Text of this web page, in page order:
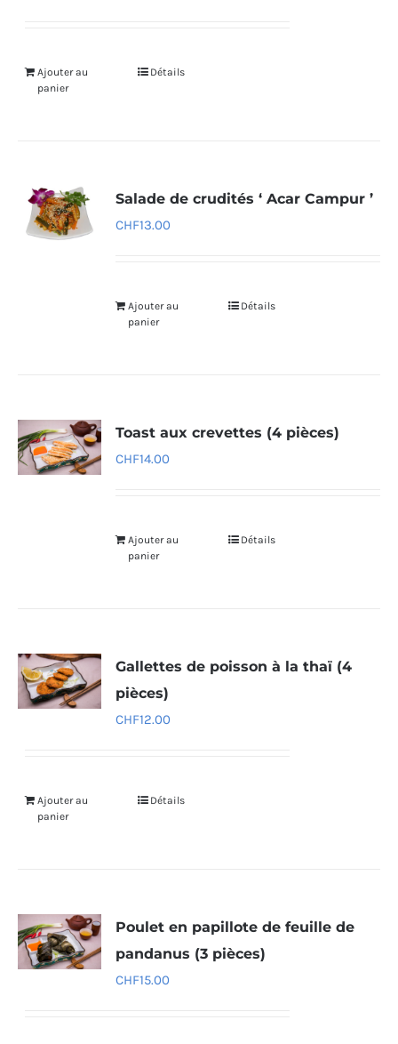
Ajouter au
panier
Détails
Salade de crudités ‘ Acar Campur ’
CHF13.00
Ajouter au
panier
Détails
Toast aux crevettes (4 pièces)
CHF14.00
Ajouter au
panier
Détails
Gallettes de poisson à la thaï (4
pièces)
CHF12.00
Ajouter au
panier
Détails
Poulet en papillote de feuille de
pandanus (3 pièces)
CHF15.00